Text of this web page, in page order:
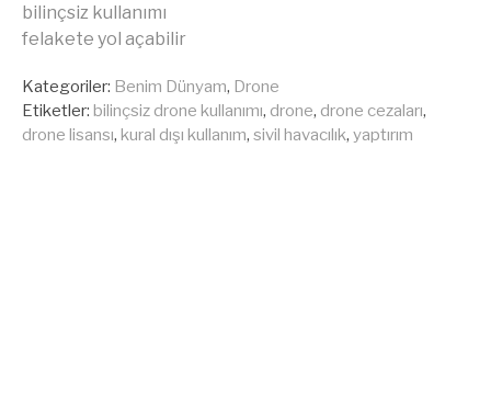
Okumaya
devam
bilinçsiz kullanımı
felakete yol açabilir
Kategoriler: Benim Dünyam, Drone
Etiketler: bilinçsiz drone kullanımı, drone, drone cezaları,
drone lisansı, kural dışı kullanım, sivil havacılık, yaptırım